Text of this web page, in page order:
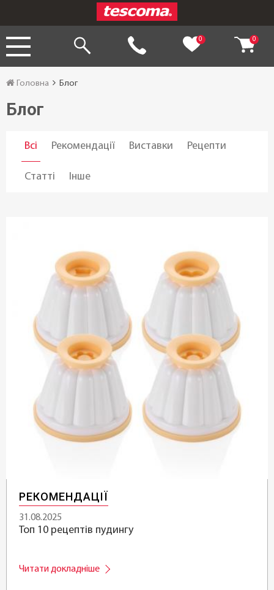
0 0
Головна Блог
Блог
Всі Рекомендації Виставки Рецепти
Статті Інше
РЕКОМЕНДАЦІЇ
31.08.2025
Топ 10 рецептів пудингу
Читати докладніше